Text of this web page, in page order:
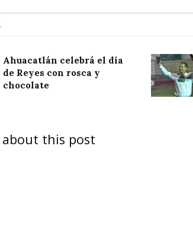
Ahuacatlán celebrá el día
de Reyes con rosca y
chocolate
about this post